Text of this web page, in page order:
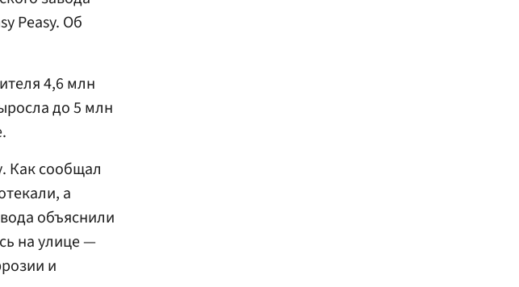
Peasy. Об
4,6 млн
до 5 млн
Как сообщал
а
объяснили
на улице —
и